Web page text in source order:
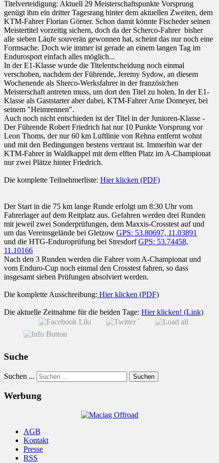
Titelverteidigung: Aktuell 29 Meisterschaftspunkte Vorsprung
genügt ihm ein dritter Tagesrang hinter dem aktuellen Zweiten, dem
KTM-Fahrer Florian Görner. Schon damit könnte Fischeder seinen
Meistertitel vorzeitig sichern, doch da der Scherco-Fahrer bisher
alle sieben Läufe souverän gewonnen hat, scheint das nur noch eine
Formsache. Doch wie immer ist gerade an einem langen Tag im
Endurosport einfach alles möglich...
In der E1-Klasse wurde die Titelentscheidung noch einmal
verschoben, nachdem der Führende, Jeremy Sydow, an diesem
Wochenende als Sherco-Werksfahrer in der französichen
Meisterschaft antreten muss, um dort den Titel zu holen. In der E1-
Klasse als Gaststarter aber dabei, KTM-Fahrer Arne Domeyer, bei
seinem "Heimrennen".
Auch noch nicht entschieden ist der Titel in der Junioren-Klasse -
Der Führende Robert Friedrich hat nur 10 Punkte Vorsprung vor
Leon Thoms, der nur 60 km Luftlinie von Rehna entfernt wohnt
und mit den Bedingungen bestens vertraut ist. Immerhin war der
KTM-Fahrer in Waldkappel mit dem elften Platz im A-Championat
nur zwei Plätze hinter Friedrich.
Die komplette Teilnehmerliste: Hier klicken (PDF)
Der Start in die 75 km lange Runde erfolgt um 8:30 Uhr vom
Fahrerlager auf dem Reitplatz aus. Gefahren werden drei Runden
mit jeweil zwei Sonderprüfungen, dem Maxxis-Crosstest auf und
um das Vereinsgelände bei Gletzow GPS: 53.80697, 11.03891
und die HTG-Enduroprüfung bei StresdorfGPS: 53.74458,
11.10166
Nach den 3 Runden werden die Fahrer vom A-Championat und
vom Enduro-Cup noch einmal den Crosstest fahren, so dass
insgesamt sieben Prüfungen absolviert werden.
Die komplette Ausschreibung: Hier klicken (PDF)
Die aktuelle Zeitnahme für die beiden Tage: Hier klicken! (Link)
Suche
Suchen ... Suchen
Werbung
AGB
Kontakt
Presse
RSS